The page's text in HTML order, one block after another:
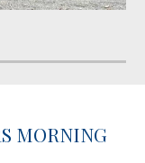
MORNING